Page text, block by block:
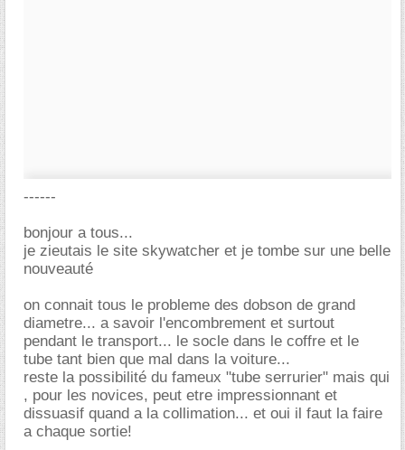
------
bonjour a tous...
je zieutais le site skywatcher et je tombe sur une belle
nouveauté
on connait tous le probleme des dobson de grand
diametre... a savoir l'encombrement et surtout
pendant le transport... le socle dans le coffre et le
tube tant bien que mal dans la voiture...
reste la possibilité du fameux "tube serrurier" mais qui
, pour les novices, peut etre impressionnant et
dissuasif quand a la collimation... et oui il faut la faire
a chaque sortie!